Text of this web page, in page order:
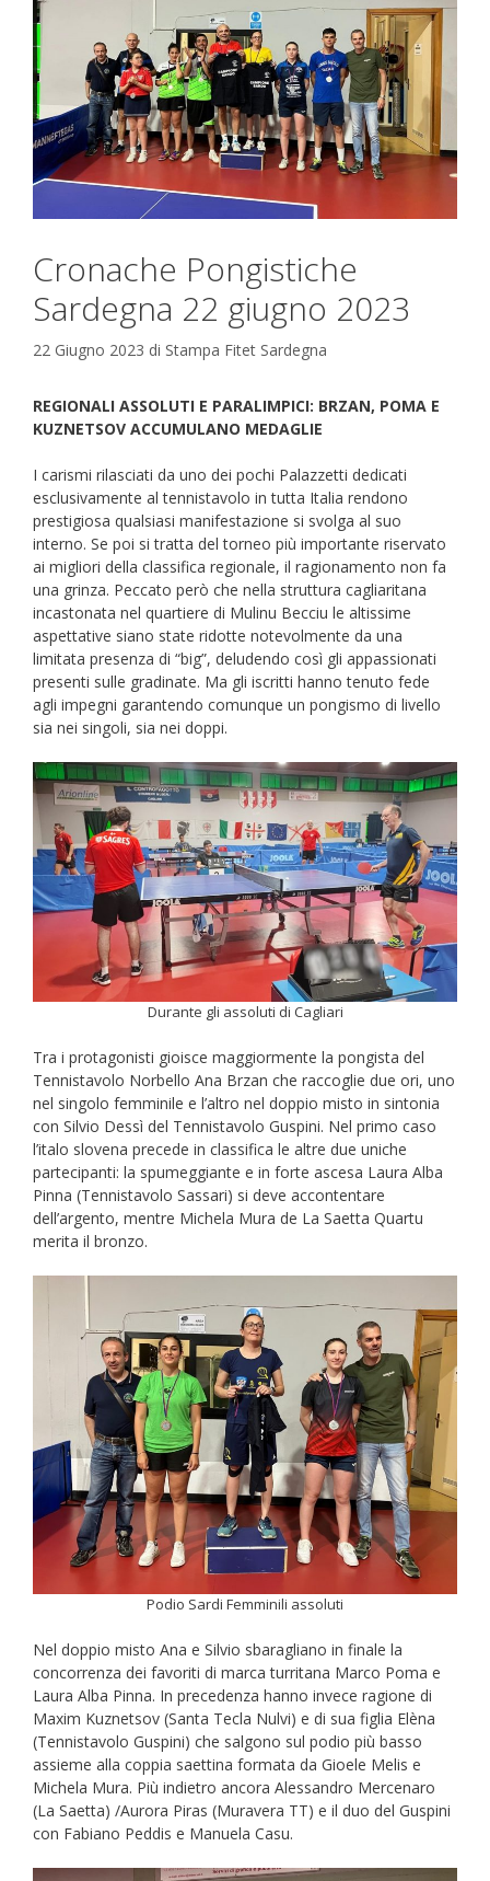
Cronache Pongistiche
Sardegna 22 giugno 2023
22 Giugno 2023 di Stampa Fitet Sardegna
REGIONALI ASSOLUTI E PARALIMPICI: BRZAN, POMA E
KUZNETSOV ACCUMULANO MEDAGLIE
I carismi rilasciati da uno dei pochi Palazzetti dedicati
esclusivamente al tennistavolo in tutta Italia rendono
prestigiosa qualsiasi manifestazione si svolga al suo
interno. Se poi si tratta del torneo più importante riservato
ai migliori della classifica regionale, il ragionamento non fa
una grinza. Peccato però che nella struttura cagliaritana
incastonata nel quartiere di Mulinu Becciu le altissime
aspettative siano state ridotte notevolmente da una
limitata presenza di “big”, deludendo così gli appassionati
presenti sulle gradinate. Ma gli iscritti hanno tenuto fede
agli impegni garantendo comunque un pongismo di livello
sia nei singoli, sia nei doppi.
Durante gli assoluti di Cagliari
Tra i protagonisti gioisce maggiormente la pongista del
Tennistavolo Norbello Ana Brzan che raccoglie due ori, uno
nel singolo femminile e l’altro nel doppio misto in sintonia
con Silvio Dessì del Tennistavolo Guspini. Nel primo caso
l’italo slovena precede in classifica le altre due uniche
partecipanti: la spumeggiante e in forte ascesa Laura Alba
Pinna (Tennistavolo Sassari) si deve accontentare
dell’argento, mentre Michela Mura de La Saetta Quartu
merita il bronzo.
Podio Sardi Femminili assoluti
Nel doppio misto Ana e Silvio sbaragliano in finale la
concorrenza dei favoriti di marca turritana Marco Poma e
Laura Alba Pinna. In precedenza hanno invece ragione di
Maxim Kuznetsov (Santa Tecla Nulvi) e di sua figlia Elèna
(Tennistavolo Guspini) che salgono sul podio più basso
assieme alla coppia saettina formata da Gioele Melis e
Michela Mura. Più indietro ancora Alessandro Mercenaro
(La Saetta) /Aurora Piras (Muravera TT) e il duo del Guspini
con Fabiano Peddis e Manuela Casu.